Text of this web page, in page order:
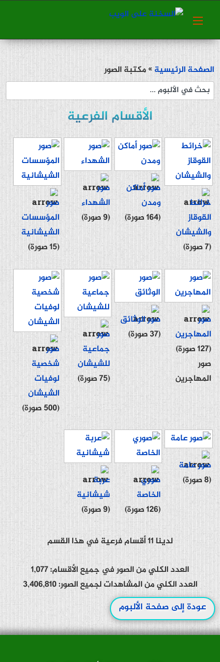
الصفحة الرئيسية» مكتبة الصور
الأقسام الفرعية
خرائط
القوقاز
والشيشان
(7 صورة)
صور أماكن
ومدن
(164 صورة)
صور
الشهداء
(9 صورة)
صور
المؤسسات
الشيشانية
(15 صورة)
صور
المهاجرين
(127 صورة)
صور
المهاجرين
صور الوثائق
(37 صورة)
صور
جماعية
للشيشان
(75 صورة)
صور
شخصية
لوفيات
الشيشان
(500 صورة)
صور عامة
(8 صورة)
صوري
الخاصة
(126 صورة)
عربة
شيشانية
(9 صورة)
لدينا 11 أقسام فرعية في هذا القسم
العدد الكلي من الصور في جميع الأقسام: 1,077
العدد الكلي من المشاهدات لجميع الصور: 3,406,810
عودة إلى صفحة الألبوم